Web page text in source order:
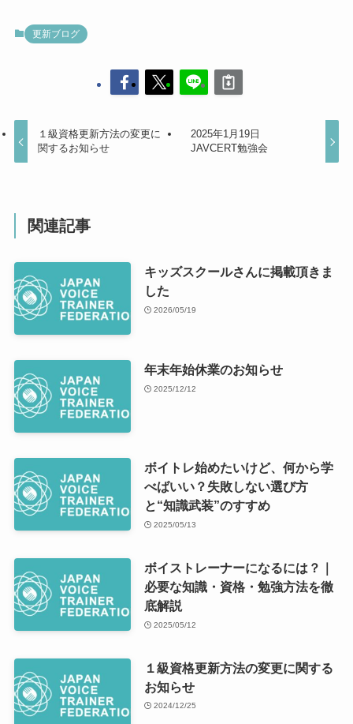
更新ブログ
１級資格更新方法の変更に
関するお知らせ
2025年1月19日
JAVCERT勉強会
関連記事
キッズスクールさんに掲載頂きま
した
2026/05/19
年末年始休業のお知らせ
2025/12/12
ボイトレ始めたいけど、何から学
べばいい？失敗しない選び方
と“知識武装”のすすめ
2025/05/13
ボイストレーナーになるには？｜
必要な知識・資格・勉強方法を徹
底解説
2025/05/12
１級資格更新方法の変更に関する
お知らせ
2024/12/25